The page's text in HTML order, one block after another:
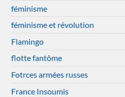
féminisme
féminisme et révolution
Flamingo
flotte fantôme
Fotrces armées russes
France Insoumis